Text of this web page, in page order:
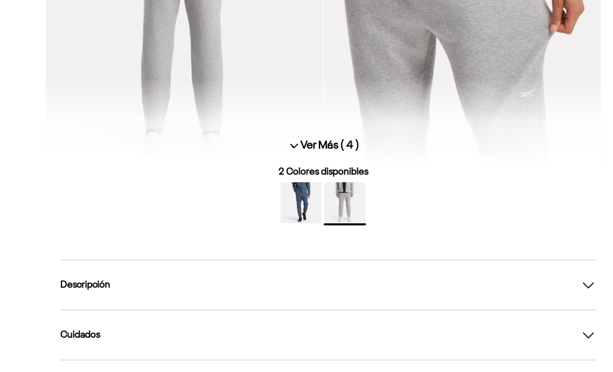
Ver Más (4 )
2Colores disponibles
Descripción
Cuidados